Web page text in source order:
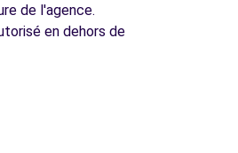
de l'agence.
en dehors de